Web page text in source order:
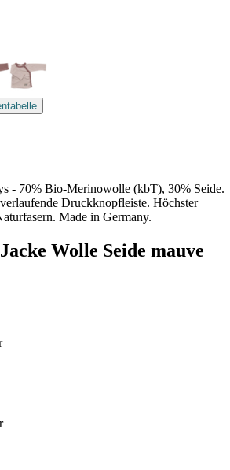
- 70% Bio-Merinowolle (kbT), 30% Seide.
Druckknopfleiste. Höchster
Made in Germany.
Wolle Seide mauve